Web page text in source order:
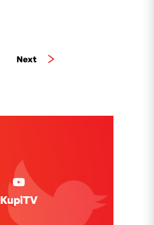
Next
KupiTV